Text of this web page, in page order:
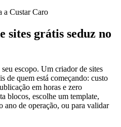
sites grátis seduz no
escopo. Um criador de sites
de quem está começando: custo
em horas e zero
blocos, escolhe um template,
ano de operação, ou para validar